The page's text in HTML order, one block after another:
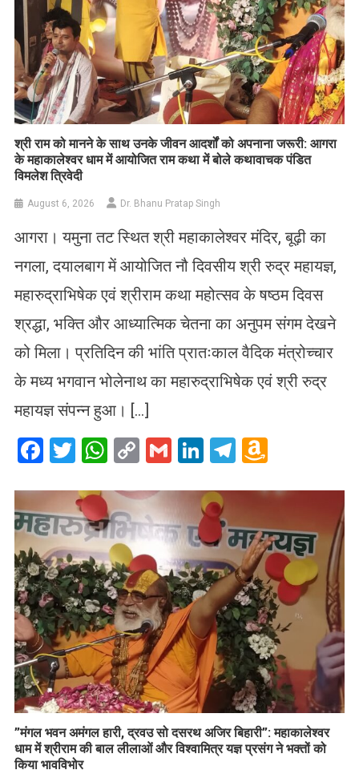
​श्री राम को मानने के साथ उनके जीवन आदर्शों को अपनाना जरूरी: आगरा
के महाकालेश्वर धाम में आयोजित राम कथा में बोले कथावाचक पंडित
विमलेश त्रिवेदी
August 6, 2026 Dr. Bhanu Pratap Singh
आगरा। यमुना तट स्थित श्री महाकालेश्वर मंदिर, बूढ़ी का
नगला, दयालबाग में आयोजित नौ दिवसीय श्री रुद्र महायज्ञ,
महारुद्राभिषेक एवं श्रीराम कथा महोत्सव के षष्ठम दिवस
श्रद्धा, भक्ति और आध्यात्मिक चेतना का अनुपम संगम देखने
को मिला। प्रतिदिन की भांति प्रातःकाल वैदिक मंत्रोच्चार
के मध्य भगवान भोलेनाथ का महारुद्राभिषेक एवं श्री रुद्र
महायज्ञ संपन्न हुआ। […]
Facebook
Twitter
WhatsApp
CopyGmailLinkedIn
Telegram
List
​”मंगल भवन अमंगल हारी, द्रवउ सो दसरथ अजिर बिहारी”: महाकालेश्वर
धाम में श्रीराम की बाल लीलाओं और विश्वामित्र यज्ञ प्रसंग ने भक्तों को
किया भावविभोर